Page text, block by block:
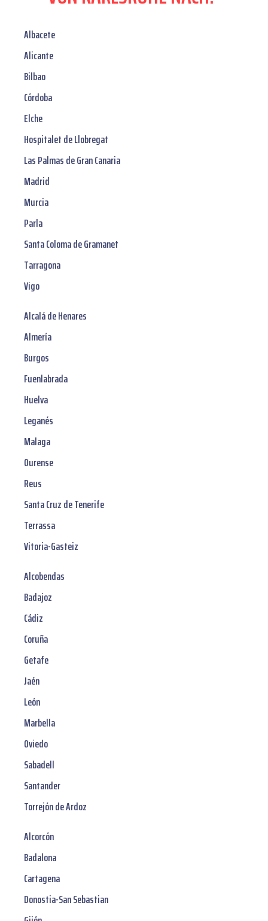
Albacete
Alicante
Bilbao
Córdoba
Elche
Hospitalet de Llobregat
Las Palmas de Gran Canaria
Madrid
Murcia
Parla
Santa Coloma de Gramanet
Tarragona
Vigo
Alcalá de Henares
Almería
Burgos
Fuenlabrada
Huelva
Leganés
Malaga
Ourense
Reus
Santa Cruz de Tenerife
Terrassa
Vitoria-Gasteiz
Alcobendas
Badajoz
Cádiz
Coruña
Getafe
Jaén
León
Marbella
Oviedo
Sabadell
Santander
Torrejón de Ardoz
Alcorcón
Badalona
Cartagena
Donostia-San Sebastian